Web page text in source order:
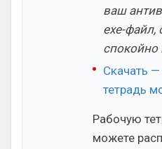
ваш
exe-файл,
спокойно
Скачать
тетрадь
Рабочую
можете